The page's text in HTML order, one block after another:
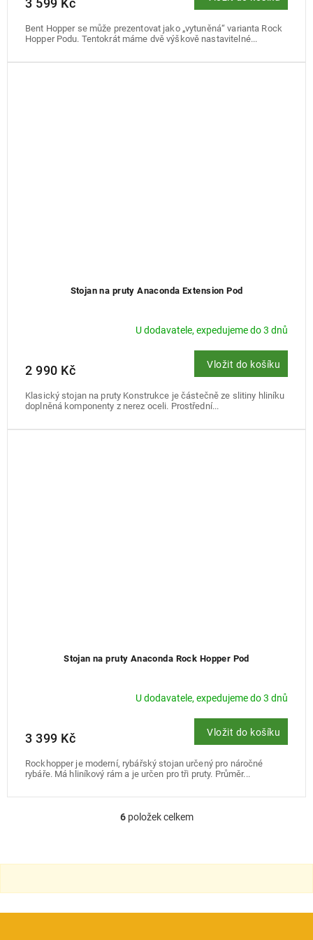
3 599 Kč
Bent Hopper se může prezentovat jako „vytuněná“ varianta Rock
Hopper Podu. Tentokrát máme dvě výškově nastavitelné...
Stojan na pruty Anaconda Extension Pod
U dodavatele, expedujeme do 3 dnů
2 990 Kč Vložit do košíku
Klasický stojan na pruty Konstrukce je částečně ze slitiny hliníku
doplněná komponenty z nerez oceli. Prostřední...
Stojan na pruty Anaconda Rock Hopper Pod
U dodavatele, expedujeme do 3 dnů
3 399 Kč Vložit do košíku
Rockhopper je moderní, rybářský stojan určený pro náročné
rybáře. Má hliníkový rám a je určen pro tři pruty. Průměr...
O
á
a
í
6položek celkem